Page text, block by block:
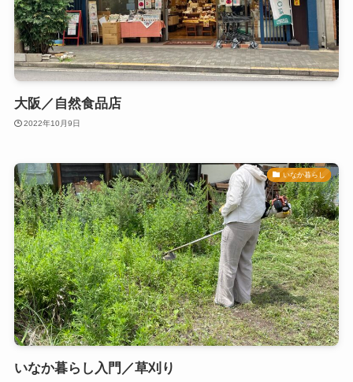
大阪／自然食品店
2022年10月9日
いなか暮らし
いなか暮らし入門／草刈り